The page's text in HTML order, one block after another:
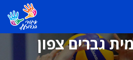
גברים צפון